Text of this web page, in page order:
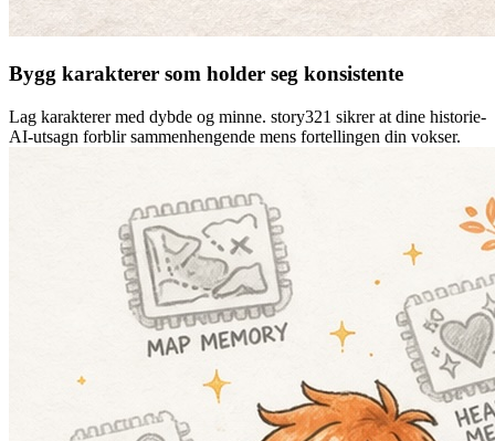
Bygg karakterer som holder seg konsistente
Lag karakterer med dybde og minne. story321 sikrer at dine historie-
AI-utsagn forblir sammenhengende mens fortellingen din vokser.